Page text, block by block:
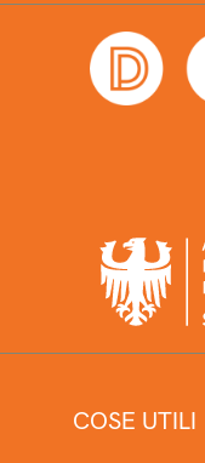
COSE UTILI